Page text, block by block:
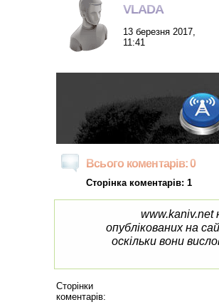
VLADA
13 березня 2017,
11:41
Всього коментарів: 0
Сторінка коментарів: 1
www.kaniv.net
опублікованих на
оскільки вони
Сторінки
коментарів: